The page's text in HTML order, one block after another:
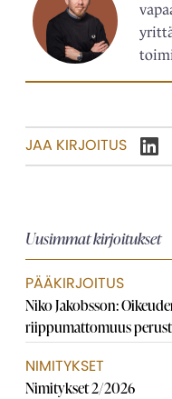
JAA KIRJOITUS
Uusimmat kirjoitukset
PÄÄKIRJOITUS
Niko Jakobsson:
riippumattomuus
NIMITYKSET
Nimitykset 2/2026